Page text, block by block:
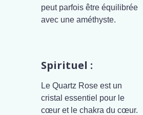
peut parfois être équilibrée
avec une améthyste.
Spirituel :
Le Quartz Rose est un
cristal essentiel pour le
cœur et le chakra du cœur.